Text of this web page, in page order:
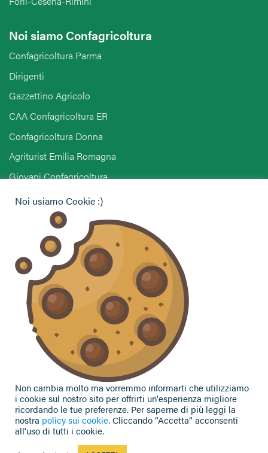
Noi siamo Confagricoltura
Confagricoltura Parma
Dirigenti
Gazzettino Agricolo
CAA Confagricoltura ER
Confagricoltura Donna
Agriturist Emilia Romagna
Giovani Confagricoltura
Pensionati Confagricoltura
Hai bisogno di informazioni?
Vuoi contattarci per ricevere assistenza, lasciare un
commento o chiedere informazioni?
CONTATTACI
Seguici sui social
Privacy Policy|Cookie Policy
Noi usiamo Cookie :)
Non cambia molto ma vorremmo informarti che utilizziamo
i cookie sul nostro sito per offrirti un'esperienza migliore
ricordando le tue preferenze. Per saperne di più leggi la
nostra policy sui cookie. Cliccando “Accetta” acconsenti
all'uso di tutti i cookie.